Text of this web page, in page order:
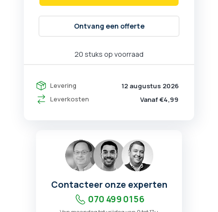
20 stuks op voorraad
Levering
12 augustus 2026
Leverkosten
Vanaf €4,99
Ontvang een offerte
Contacteer onze experten
070 499 01 56